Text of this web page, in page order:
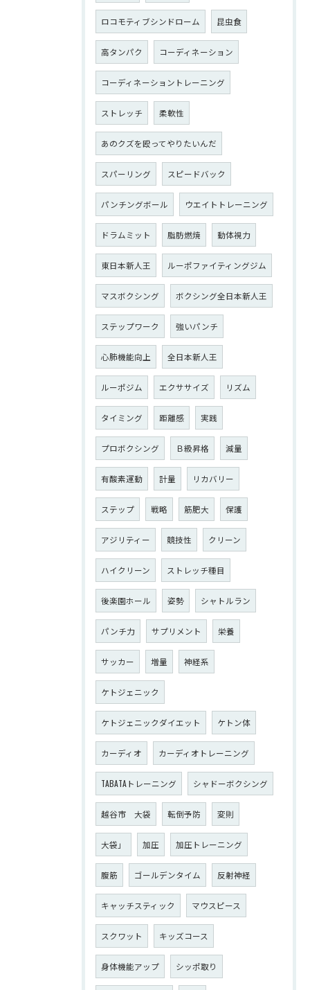
ロコモティブシンドローム 昆虫食
高タンパク コーディネーション
コーディネーショントレーニング
ストレッチ 柔軟性
あのクズを殴ってやりたいんだ
スパーリング スピードバック
パンチングボール ウエイトトレーニング
ドラムミット 脂肪燃焼 動体視力
東日本新人王 ルーポファイティングジム
マスボクシング ボクシング全日本新人王
ステップワーク 強いパンチ
心肺機能向上 全日本新人王
ルーポジム エクササイズ リズム
タイミング 距離感 実践
プロボクシング Ｂ級昇格 減量
有酸素運動 計量 リカバリー
ステップ 戦略 筋肥大 保護
アジリティー 競技性 クリーン
ハイクリーン ストレッチ種目
後楽園ホール 姿勢 シャトルラン
パンチ力 サプリメント 栄養
サッカー 増量 神経系
ケトジェニック
ケトジェニックダイエット ケトン体
カーディオ カーディオトレーニング
TABATAトレーニング シャドーボクシング
越谷市 大袋 転倒予防 変則
大袋」 加圧 加圧トレーニング
腹筋 ゴールデンタイム 反射神経
キャッチスティック マウスピース
スクワット キッズコース
身体機能アップ シッポ取り